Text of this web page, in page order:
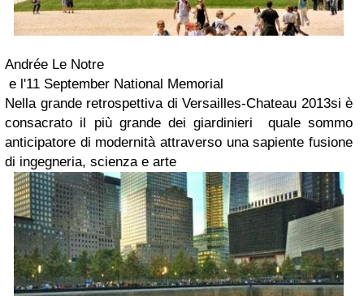
Andrée Le Notre
e l'11 September National Memorial
Nella grande retrospettiva di Versailles-Chateau 2013si è
consacrato il più grande dei giardinieri
quale sommo
anticipatore di modernità attraverso una sapiente fusione
di ingegneria, scienza e arte